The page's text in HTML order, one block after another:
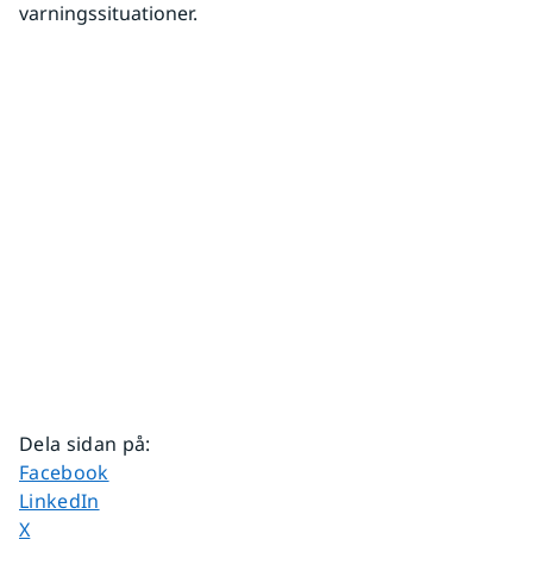
varningssituationer.
Dela sidan på:
Dela sidan på
Facebook
Dela sidan på
LinkedIn
Dela sidan på
X